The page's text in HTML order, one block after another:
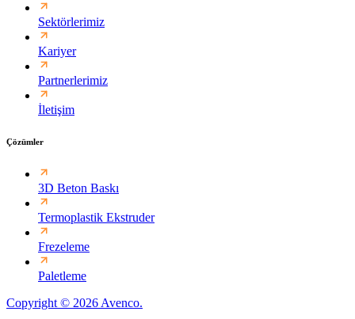
Sektörlerimiz
Kariyer
Partnerlerimiz
İletişim
Çözümler
3D Beton Baskı
Termoplastik Ekstruder
Frezeleme
Paletleme
Copyright © 2026 Avenco.